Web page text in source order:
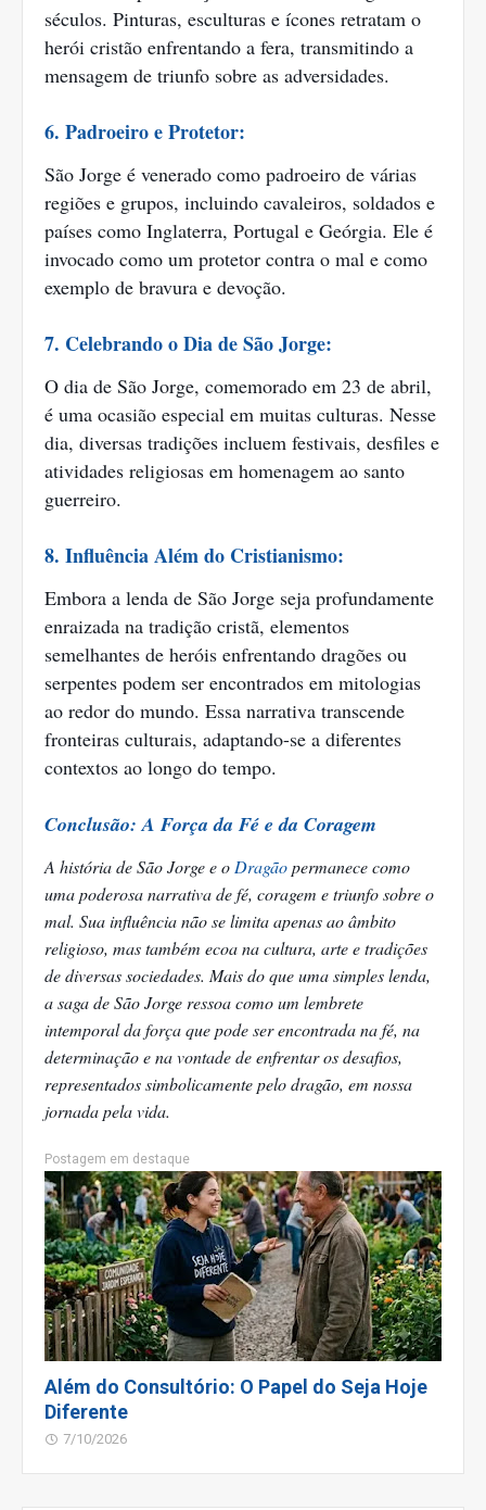
séculos. Pinturas, esculturas e ícones retratam o
herói cristão enfrentando a fera, transmitindo a
mensagem de triunfo sobre as adversidades.
6. Padroeiro e Protetor:
São Jorge é venerado como padroeiro de várias
regiões e grupos, incluindo cavaleiros, soldados e
países como Inglaterra, Portugal e Geórgia. Ele é
invocado como um protetor contra o mal e como
exemplo de bravura e devoção.
7. Celebrando o Dia de São Jorge:
O dia de São Jorge, comemorado em 23 de abril,
é uma ocasião especial em muitas culturas. Nesse
dia, diversas tradições incluem festivais, desfiles e
atividades religiosas em homenagem ao santo
guerreiro.
8. Influência Além do Cristianismo:
Embora a lenda de São Jorge seja profundamente
enraizada na tradição cristã, elementos
semelhantes de heróis enfrentando dragões ou
serpentes podem ser encontrados em mitologias
ao redor do mundo. Essa narrativa transcende
fronteiras culturais, adaptando-se a diferentes
contextos ao longo do tempo.
Conclusão: A Força da Fé e da Coragem
A história de São Jorge e o Dragãopermanece como
uma poderosa narrativa de fé, coragem e triunfo sobre o
mal. Sua influência não se limita apenas ao âmbito
religioso, mas também ecoa na cultura, arte e tradições
de diversas sociedades. Mais do que uma simples lenda,
a saga de São Jorge ressoa como um lembrete
intemporal da força que pode ser encontrada na fé, na
determinação e na vontade de enfrentar os desafios,
representados simbolicamente pelo dragão, em nossa
jornada pela vida.
Postagem em destaque
Além do Consultório: O Papel do Seja Hoje
Diferente
7/10/2026